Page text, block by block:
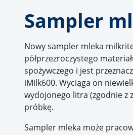
Sampler
Nowy sampler mleka
półprzezroczystego
spożywczego i jest
iMilk600. Wyciąga on
wydojonego litra (zgodnie z
próbkę.
Sampler mleka może